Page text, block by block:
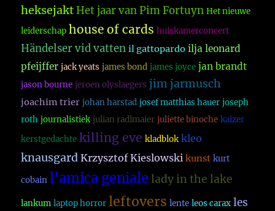
heksejakt Het jaar van Pim Fortuyn Het nieuwe
leiderschap house of cards huiskamerconcert
Händelser vid vatten il gattopardo ilja leonard
pfeijffer jack yeats james bond james joyce jan brandt
jason bourne jeroen olyslaegers jim jarmusch
joachim trier johan harstad josef matthias hauer joseph
roth journalistiek julian radlmaier juliette binoche kaizer
kerstgedachte killing eve kladblok kleo
knausgard Krzysztof Kieslowski kunst kurt
cobain l'amica geniale lady in the lake
lankum laptop horror leftovers lente leos carax les